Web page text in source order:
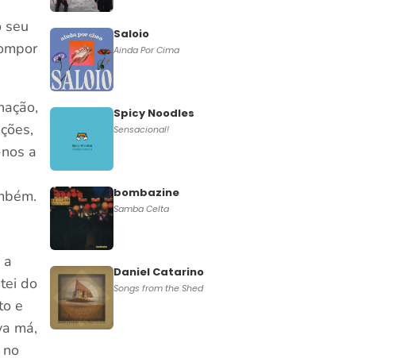
seu
a
do
e
má,
Saloio
Ainda Por Cima
Spicy Noodles
Sensacional!
bombazine
Samba Celta
Daniel Catarino
Songs from the Shed